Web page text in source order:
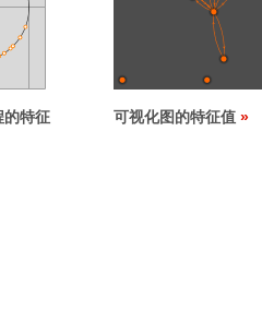
的特征
可视化图的特征值